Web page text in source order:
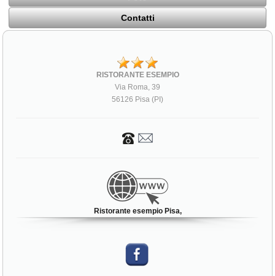
Contatti
RISTORANTE ESEMPIO
Via Roma, 39
56126 Pisa (PI)
Ristorante esempio Pisa,